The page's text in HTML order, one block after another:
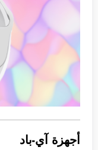
أجهزة آي-باد